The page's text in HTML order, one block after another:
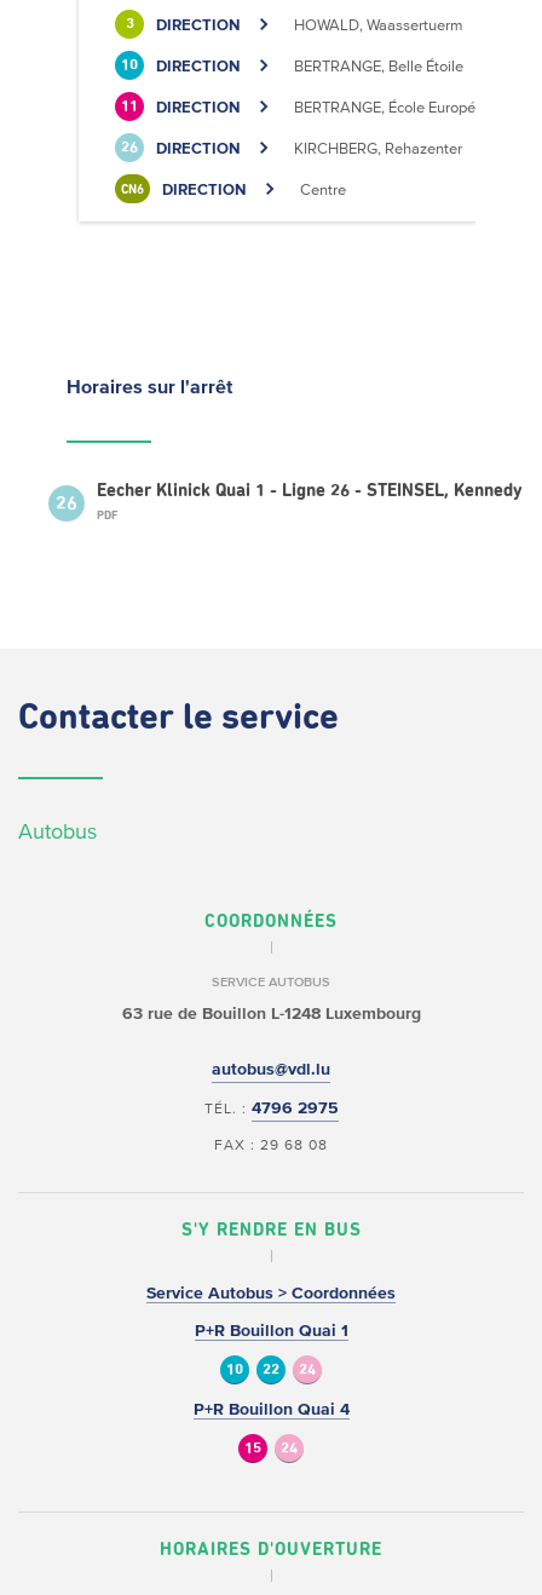
3 DIRECTION HOWALD, Waassertuerm
10 DIRECTION BERTRANGE, Belle Étoile
11 DIRECTION BERTRANGE, École Européenne II
26 DIRECTION KIRCHBERG, Rehazenter
CN6 DIRECTION Centre
Horaires sur l'arrêt
26
Eecher Klinick Quai 1 - Ligne 26 - STEINSEL, Kennedy
PDF
Contacter le service
Autobus
COORDONNÉES
SERVICE AUTOBUS
63 rue de BouillonL-1248 Luxembourg
autobus@vdl.lu
TÉL. : 4796 2975
FAX : 29 68 08
S'Y RENDRE EN BUS
Service Autobus > Coordonnées
P+R Bouillon Quai 1
10 22 24
P+R Bouillon Quai 4
15 24
HORAIRES D'OUVERTURE